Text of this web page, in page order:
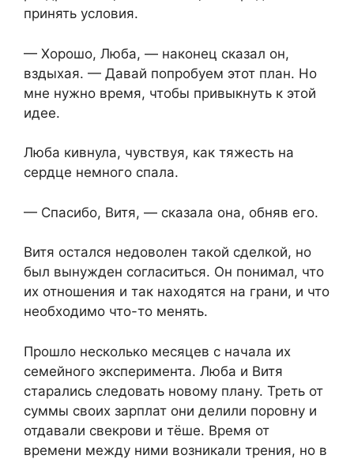
принять условия.
— Хорошо, Люба, — наконец сказал он,
вздыхая. — Давай попробуем этот план. Но
мне нужно время, чтобы привыкнуть к этой
идее.
Люба кивнула, чувствуя, как тяжесть на
сердце немного спала.
— Спасибо, Витя, — сказала она, обняв его.
Витя остался недоволен такой сделкой, но
был вынужден согласиться. Он понимал, что
их отношения и так находятся на грани, и что
необходимо что-то менять.
Прошло несколько месяцев с начала их
семейного эксперимента. Люба и Витя
старались следовать новому плану. Треть от
суммы своих зарплат они делили поровну и
отдавали свекрови и тёше. Время от
времени между ними возникали трения, но в